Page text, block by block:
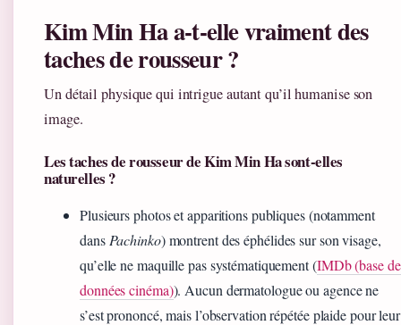
Kim Min Ha a-t-elle vraiment des
taches de rousseur ?
Un détail physique qui intrigue autant qu’il humanise son
image.
Les taches de rousseur de Kim Min Ha sont-elles
naturelles ?
Plusieurs photos et apparitions publiques (notamment
dans Pachinko) montrent des éphélides sur son visage,
qu’elle ne maquille pas systématiquement (IMDb (base de
données cinéma)). Aucun dermatologue ou agence ne
s’est prononcé, mais l’observation répétée plaide pour leur